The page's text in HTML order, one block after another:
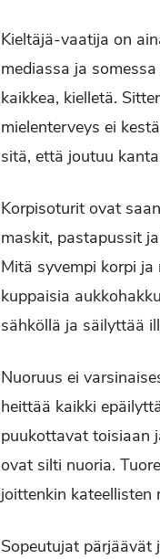
Kieltäjä-vaatija on
mediassa ja
kaikkea, kielletä.
mielenterveys ei
sitä, että joutuu
Korpisoturit ovat
maskit, pastapussit
Mitä syvempi korpi
kuppaisia
sähköllä ja säilyttää
Nuoruus ei
heittää kaikki
puukottavat toisiaan
ovat silti nuoria.
joittenkin kateellisten
Sopeutujat pärjäävät